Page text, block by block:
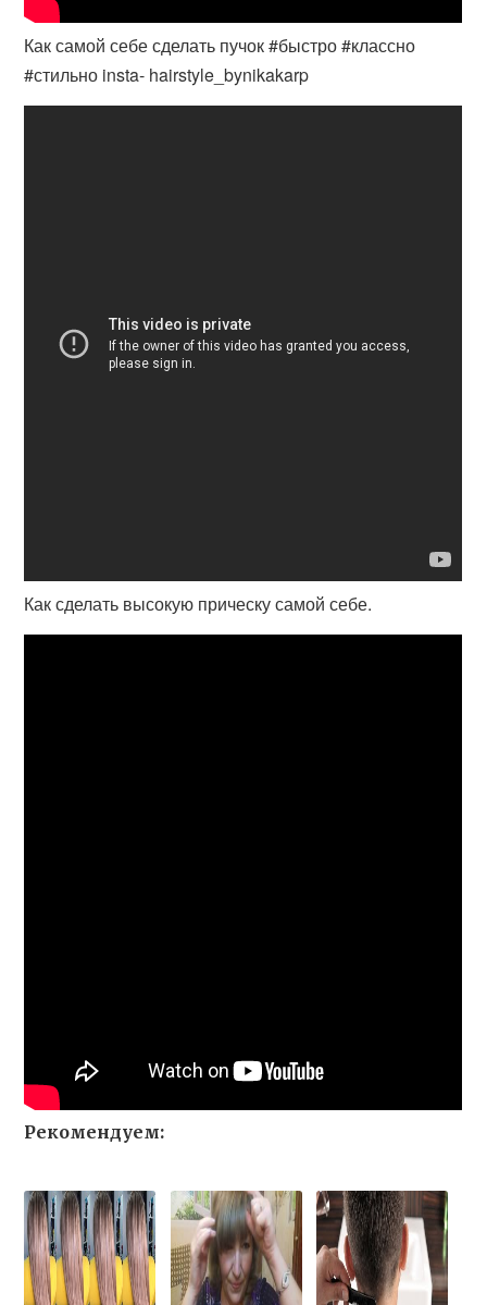
Как самой себе сделать пучок #быстро #классно
#стильно insta- hairstyle_bynikakarp
Как сделать высокую прическу самой себе.
Рекомендуем: